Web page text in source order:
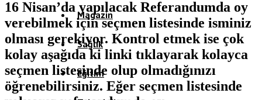
Magazin
Sağlık
Eğitim
16 Nisan’da yapılacak Referandumda oy
verebilmek için seçmen listesinde isminiz
olması gerekiyor. Kontrol etmek ise çok
kolay aşağıda ki linki tıklayarak kolayca
seçmen listesinde olup olmadığınızı
öğrenebilirsiniz. Eğer seçmen listesinde